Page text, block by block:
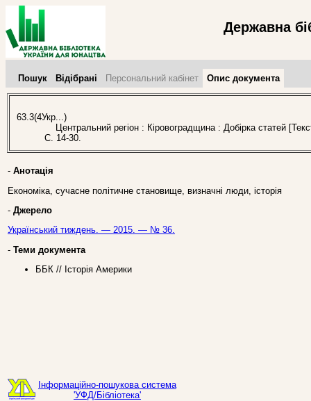
Державна
Пошук Відібрані Персональний кабінет Опис документа
63.3(4Укр...)
Центральний регіон : Кіровоградщина : Добірка статей
С. 14-30.
- Анотація
Економіка, сучасне політичне становище, визначні люди, історія
- Джерело
Український тиждень. — 2015. — № 36.
- Теми документа
ББК // Історія Америки
Інформаційно-пошукова система
'УФД/Бібліотека'